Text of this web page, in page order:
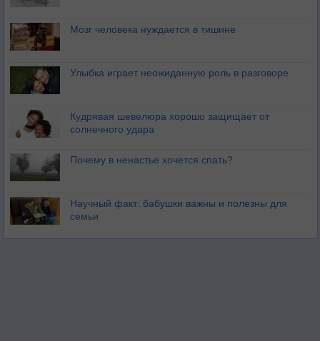
Мозг человека нуждается в тишине
Улыбка играет неожиданную роль в разговоре
Кудрявая шевелюра хорошо защищает от
солнечного удара
Почему в ненастье хочется спать?
Научный факт: бабушки важны и полезны для
семьи